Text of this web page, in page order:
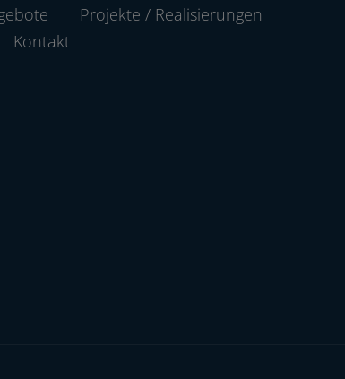
Projekte / Realisierungen
Kontakt